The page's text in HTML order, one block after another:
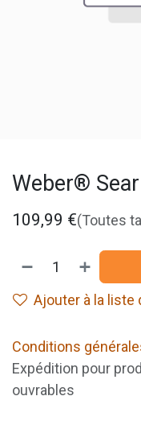
Weber®
109,99 €(Toutes
Ajouter à la liste
Conditions
Expédition pour
ouvrables